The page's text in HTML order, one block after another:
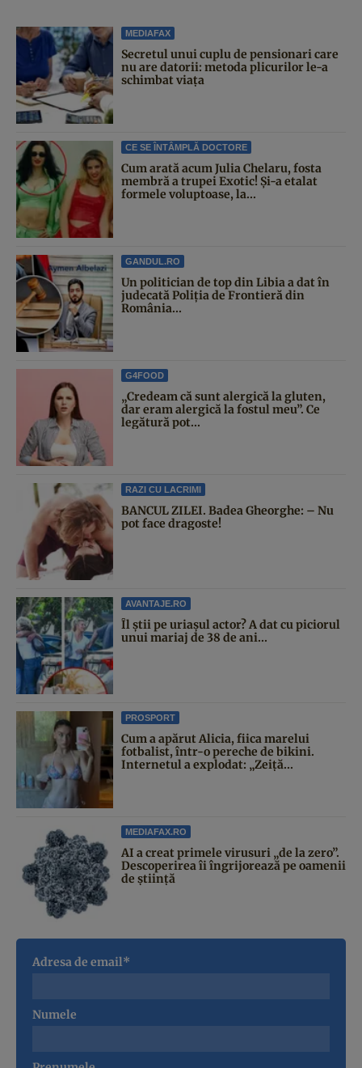
MEDIAFAX
Secretul unui cuplu de pensionari care
nu are datorii: metoda plicurilor le-a
schimbat viața
CE SE ÎNTÂMPLĂ DOCTORE
Cum arată acum Julia Chelaru, fosta
membră a trupei Exotic! Și-a etalat
formele voluptoase, la...
GANDUL.RO
Un politician de top din Libia a dat în
judecată Poliția de Frontieră din
România...
G4FOOD
„Credeam că sunt alergică la gluten,
dar eram alergică la fostul meu”. Ce
legătură pot...
RAZI CU LACRIMI
BANCUL ZILEI. Badea Gheorghe: – Nu
pot face dragoste!
AVANTAJE.RO
Îl știi pe uriașul actor? A dat cu piciorul
unui mariaj de 38 de ani...
PROSPORT
Cum a apărut Alicia, fiica marelui
fotbalist, într-o pereche de bikini.
Internetul a explodat: „Zeiță...
MEDIAFAX.RO
AI a creat primele virusuri „de la zero”.
Descoperirea îi îngrijorează pe oamenii
de știință
Adresa de email*
Numele